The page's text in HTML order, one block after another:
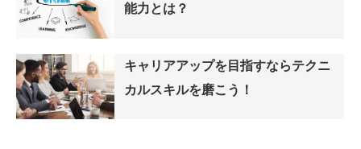
能力とは？
キャリアアップを目指すならテクニ
カルスキルを磨こう！